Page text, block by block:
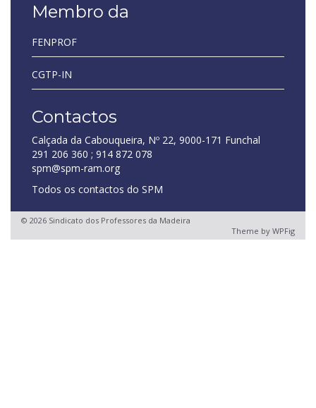
Membro da
FENPROF
CGTP-IN
Contactos
Calçada da Cabouqueira, Nº 22, 9000-171 Funchal
291 206 360 ; 914 872 078
spm@spm-ram.org
Todos os contactos do SPM
© 2026 Sindicato dos Professores da Madeira
Theme by WPFig